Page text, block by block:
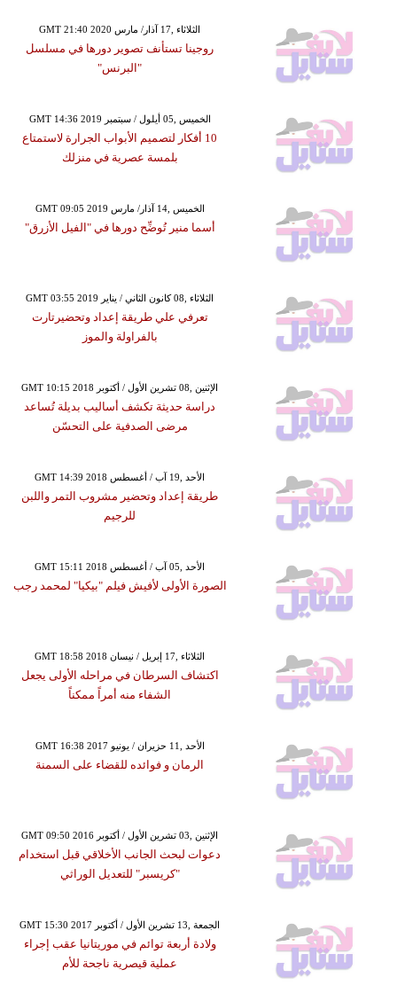
GMT 21:40 2020 الثلاثاء ,17 آذار/ مارس
روجينا تستأنف تصوير دورها في مسلسل
"البرنس"
GMT 14:36 2019 الخميس ,05 أيلول / سبتمبر
10 أفكار لتصميم الأبواب الجرارة لاستمتاع
بلمسة عصرية في منزلك
GMT 09:05 2019 الخميس ,14 آذار/ مارس
أسما منير تُوضِّح دورها في "الفيل الأزرق"
GMT 03:55 2019 الثلاثاء ,08 كانون الثاني / يناير
تعرفي علي طريقة إعداد وتحضيرتارت
بالفراولة والموز
GMT 10:15 2018 الإثنين ,08 تشرين الأول / أكتوبر
دراسة حديثة تكشف أساليب بديلة تُساعد
مرضى الصدفية على التحسّن
GMT 14:39 2018 الأحد ,19 آب / أغسطس
طريقة إعداد وتحضير مشروب التمر واللبن
للرجيم
GMT 15:11 2018 الأحد ,05 آب / أغسطس
الصورة الأولى لأفيش فيلم "بيكيا" لمحمد رجب
GMT 18:58 2018 الثلاثاء ,17 إبريل / نيسان
اكتشاف السرطان في مراحله الأولى يجعل
الشفاء منه أمراً ممكناً
GMT 16:38 2017 الأحد ,11 حزيران / يونيو
الرمان و فوائده للقضاء على السمنة
GMT 09:50 2016 الإثنين ,03 تشرين الأول / أكتوبر
دعوات لبحث الجانب الأخلاقي قبل استخدام
"كريسبر" للتعديل الوراثي
GMT 15:30 2017 الجمعة ,13 تشرين الأول / أكتوبر
ولادة أربعة توائم في موريتانيا عقب إجراء
عملية قيصرية ناجحة للأم